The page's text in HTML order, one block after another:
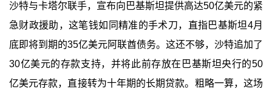
沙特与卡塔尔联手，宣布向巴基斯坦提供高达50亿美元的紧
急财政援助，这笔钱如同精准的手术刀，直指巴基斯坦4月
底即将到期的35亿美元阿联酋债务。这还不够，沙特追加了
30亿美元的存款支持，并将此前存放在巴基斯坦央行的50
亿美元存款，直接转为十年期的长期贷款。粗略一算，这场